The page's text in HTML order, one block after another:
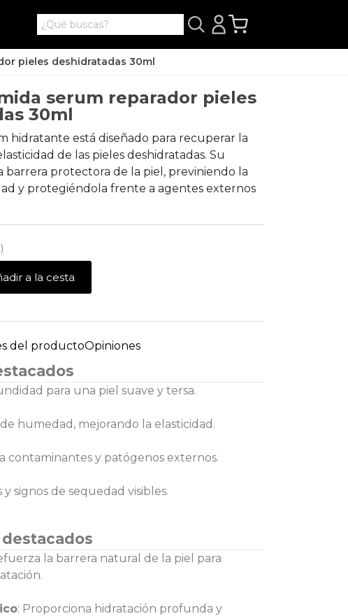
pieles deshidratadas 30ml
serum reparador pieles
30ml
hidratante está diseñado para recuperar la
de las pieles deshidratadas. Su
barrera protectora de la piel, previniendo la
y protegiéndola frente a agentes externos
a la cesta
del productoOpiniones
para una piel suave y tersa.
humedad, mejorando la elasticidad.
contaminantes y patógenos externos.
signos de sequedad visibles.
la barrera natural de la piel para
: Proporciona hidratación profunda y